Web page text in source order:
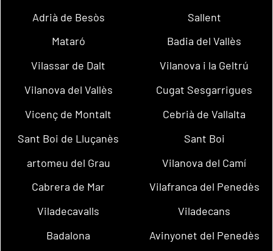
Adrià de Besòs
Sallent
Mataró
Badia del Vallès
Vilassar de Dalt
Vilanova i la Geltrú
Vilanova del Vallès
Cugat Sesgarrigues
Vicenç de Montalt
Cebrià de Vallalta
Sant Boi de Lluçanès
Sant Boi
artomeu del Grau
Vilanova del Camí
Cabrera de Mar
Vilafranca del Penedès
Viladecavalls
Viladecans
Badalona
Avinyonet del Penedès